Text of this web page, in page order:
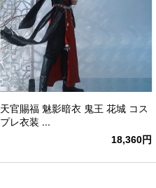
天官賜福 魅影暗衣 鬼王 花城 コス
プレ衣装 ...
18,360円